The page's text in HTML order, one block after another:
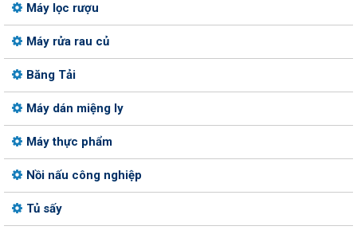
Máy lọc rượu
Máy rửa rau củ
Băng Tải
Máy dán miệng ly
Máy thực phẩm
Nồi nấu công nghiệp
Tủ sấy